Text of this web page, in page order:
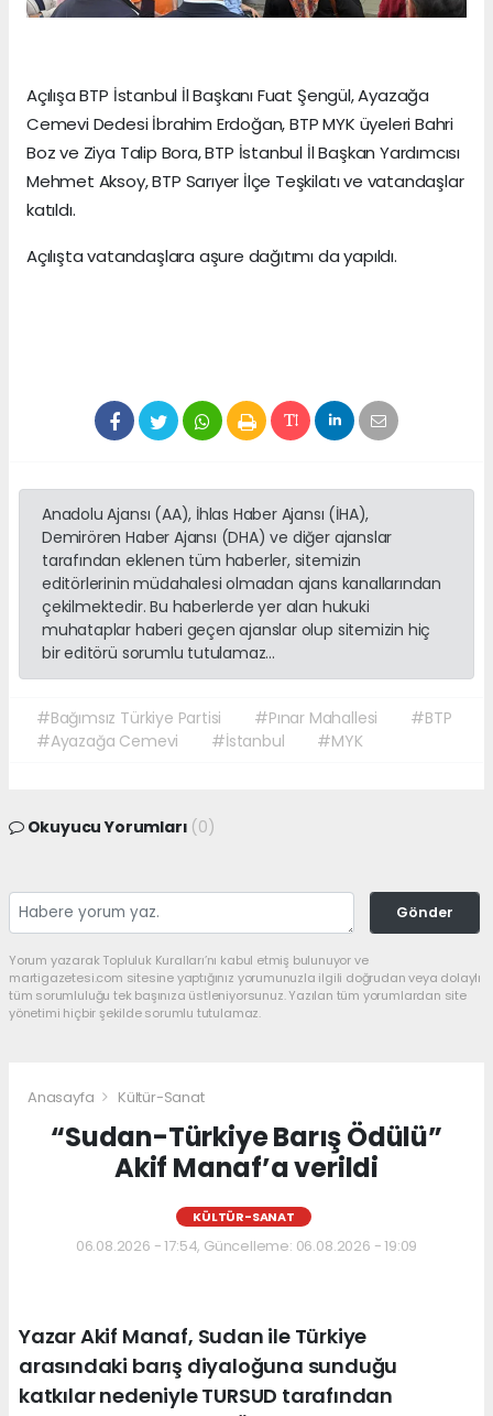
Açılışa BTP İstanbul İl Başkanı Fuat Şengül, Ayazağa
Cemevi Dedesi İbrahim Erdoğan, BTP MYK üyeleri Bahri
Boz ve Ziya Talip Bora, BTP İstanbul İl Başkan Yardımcısı
Mehmet Aksoy, BTP Sarıyer İlçe Teşkilatı ve vatandaşlar
katıldı.
Açılışta vatandaşlara aşure dağıtımı da yapıldı.
Anadolu Ajansı (AA), İhlas Haber Ajansı (İHA),
Demirören Haber Ajansı (DHA) ve diğer ajanslar
tarafından eklenen tüm haberler, sitemizin
editörlerinin müdahalesi olmadan ajans kanallarından
çekilmektedir. Bu haberlerde yer alan hukuki
muhataplar haberi geçen ajanslar olup sitemizin hiç
bir editörü sorumlu tutulamaz...
#Bağımsız Türkiye Partisi #Pınar Mahallesi
#BTP
#Ayazağa Cemevi
#İstanbul #MYK
Okuyucu Yorumları (0)
Gönder
Yorum yazarak Topluluk Kuralları’nı kabul etmiş bulunuyor ve
martigazetesi.com sitesine yaptığınız yorumunuzla ilgili doğrudan veya dolaylı
tüm sorumluluğu tek başınıza üstleniyorsunuz. Yazılan tüm yorumlardan site
yönetimi hiçbir şekilde sorumlu tutulamaz.
Anasayfa Kültür-Sanat
“Sudan-Türkiye Barış Ödülü”
Akif Manaf’a verildi
KÜLTÜR-SANAT
06.08.2026 - 17:54, Güncelleme: 06.08.2026 - 19:09
Yazar Akif Manaf, Sudan ile Türkiye
arasındaki barış diyaloğuna sunduğu
katkılar nedeniyle TURSUD tarafından